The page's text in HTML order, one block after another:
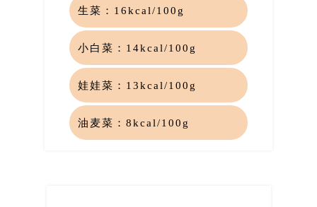
生菜： 16kcal/100g
小白菜： 14kcal/100g
娃娃菜： 13kcal/100g
油麦菜： 8kcal/100g